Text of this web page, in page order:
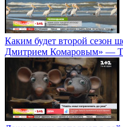
Каким будет второй сезон
Дмитрием Комаровым» —